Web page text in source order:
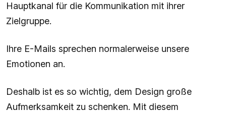
Hauptkanal für die Kommunikation mit ihrer
Zielgruppe.
Ihre E-Mails sprechen normalerweise unsere
Emotionen an.
Deshalb ist es so wichtig, dem Design große
Aufmerksamkeit zu schenken. Mit diesem